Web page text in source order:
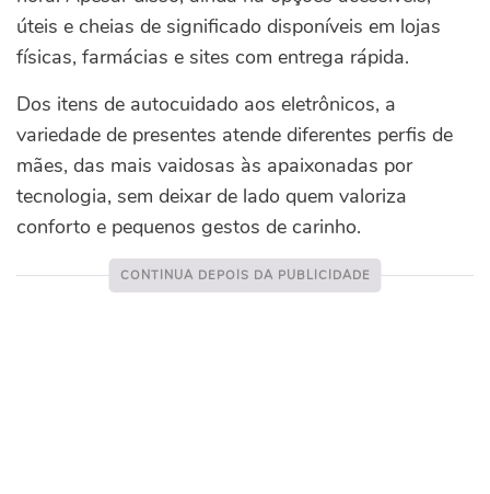
úteis e cheias de significado disponíveis em lojas
físicas, farmácias e sites com entrega rápida.
Dos itens de autocuidado aos eletrônicos, a
variedade de presentes atende diferentes perfis de
mães, das mais vaidosas às apaixonadas por
tecnologia, sem deixar de lado quem valoriza
conforto e pequenos gestos de carinho.